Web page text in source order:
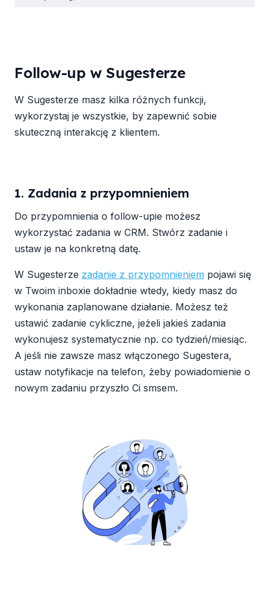
Follow-up w Sugesterze
W Sugesterze masz kilka różnych funkcji,
wykorzystaj je wszystkie, by zapewnić sobie
skuteczną interakcję z klientem.
1. Zadania z przypomnieniem
Do przypomnienia o follow-upie możesz
wykorzystać zadania w CRM. Stwórz zadanie i
ustaw je na konkretną datę.
W Sugesterze zadanie z przypomnieniem pojawi się
w Twoim inboxie dokładnie wtedy, kiedy masz do
wykonania zaplanowane działanie. Możesz też
ustawić zadanie cykliczne, jeżeli jakieś zadania
wykonujesz systematycznie np. co tydzień/miesiąc.
A jeśli nie zawsze masz włączonego Sugestera,
ustaw notyfikacje na telefon, żeby powiadomienie o
nowym zadaniu przyszło Ci smsem.